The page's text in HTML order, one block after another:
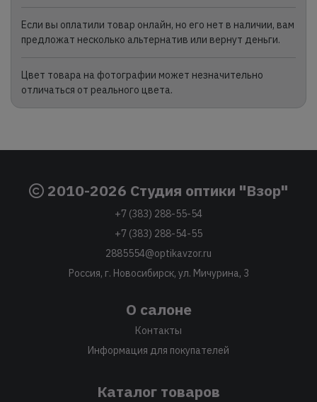
Если вы оплатили товар онлайн, но его нет в наличии, вам
предложат несколько альтернатив или вернут деньги.
Цвет товара на фотографии может незначительно
отличаться от реального цвета.
2010-2026 Студия оптики "Взор"
+7 (383) 288-55-54
+7 (383) 288-54-55
2885554@optikavzor.ru
Россия, г. Новосибирск, ул. Мичурина, 3
О салоне
Контакты
Информация для покупателей
Каталог товаров